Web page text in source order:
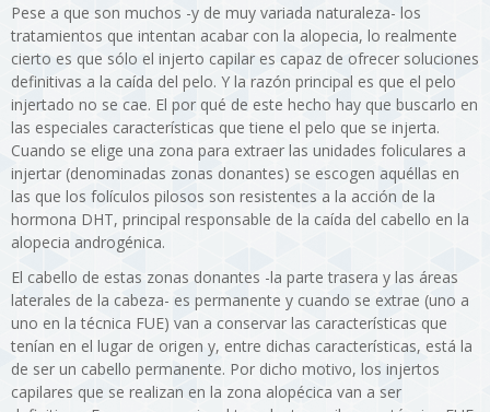
Pese a que son muchos -y de muy variada naturaleza- los
tratamientos que intentan acabar con la alopecia, lo realmente
cierto es que sólo el injerto capilar es capaz de ofrecer soluciones
definitivas a la caída del pelo. Y la razón principal es que el pelo
injertado no se cae. El por qué de este hecho hay que buscarlo en
las especiales características que tiene el pelo que se injerta.
Cuando se elige una zona para extraer las unidades foliculares a
injertar (denominadas zonas donantes) se escogen aquéllas en
las que los folículos pilosos son resistentes a la acción de la
hormona DHT, principal responsable de la caída del cabello en la
alopecia androgénica.
El cabello de estas zonas donantes -la parte trasera y las áreas
laterales de la cabeza- es permanente y cuando se extrae (uno a
uno en la técnica FUE) van a conservar las características que
tenían en el lugar de origen y, entre dichas características, está la
de ser un cabello permanente. Por dicho motivo, los injertos
capilares que se realizan en la zona alopécica van a ser